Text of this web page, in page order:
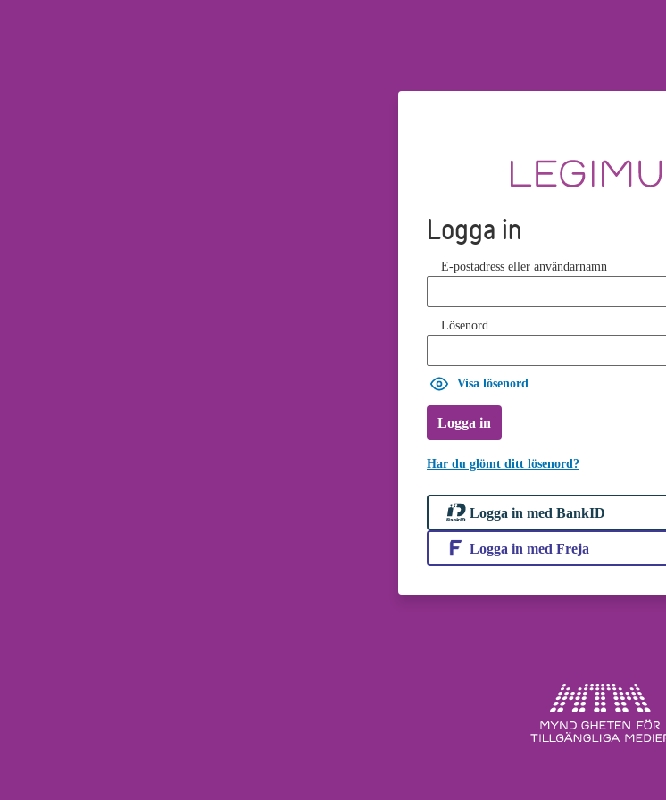
Logga in
E-postadress eller användarnamn
Lösenord
Visa lösenord
Logga in
Har du glömt ditt lösenord?
Logga in med BankID
Logga in med Freja